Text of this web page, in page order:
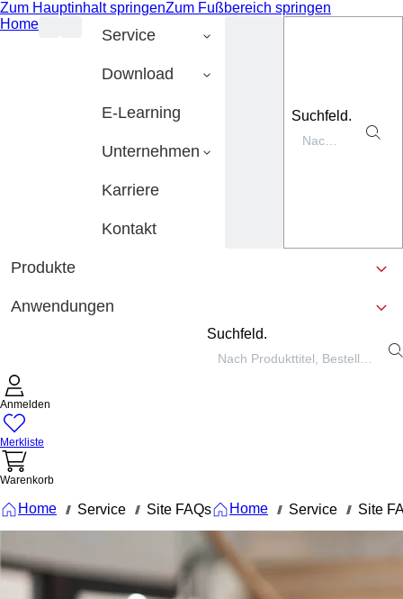
Zum Hauptinhalt springenZum Fußbereich springen
Home
Service
Download
E-Learning
Unternehmen
Karriere
Kontakt
Suchfeld.
Produkte
Anwendungen
Suchfeld.
Anmelden
Merkliste
Warenkorb
Home /// Service /// Site FAQs Home /// Service /// Site